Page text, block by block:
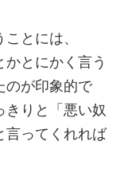
とには、
かとにかく言う
のが印象的で
きりと「悪い奴
言ってくれれば